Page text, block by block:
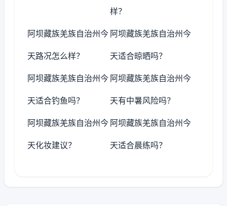
样？
阿坝藏族羌族自治州今
天路况怎么样？
阿坝藏族羌族自治州今
天适合晾晒吗？
阿坝藏族羌族自治州今
天适合钓鱼吗？
阿坝藏族羌族自治州今
天有中暑风险吗？
阿坝藏族羌族自治州今
天化妆建议？
阿坝藏族羌族自治州今
天适合晨练吗？